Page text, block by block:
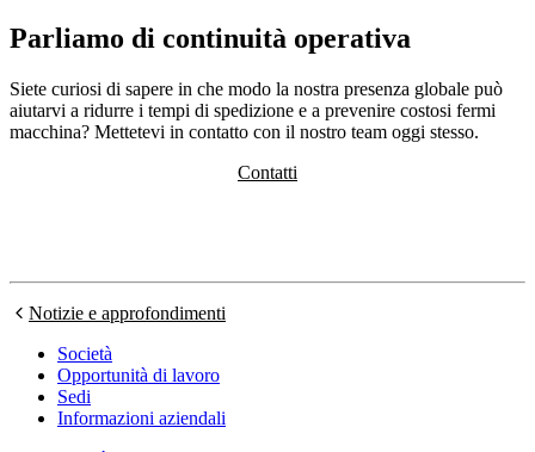
Parliamo di continuità operativa
Siete curiosi di sapere in che modo la nostra presenza globale può
aiutarvi a ridurre i tempi di spedizione e a prevenire costosi fermi
macchina? Mettetevi in contatto con il nostro team oggi stesso.
Contatti
Notizie e approfondimenti
Società
Opportunità di lavoro
Sedi
Informazioni aziendali